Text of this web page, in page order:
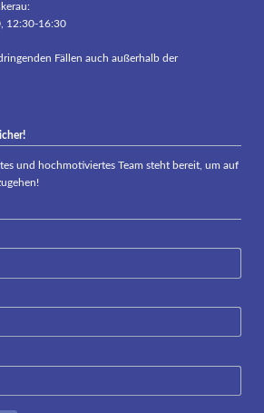
12:30-16:30
Fällen auch außerhalb der
und hochmotiviertes Team steht bereit, um auf